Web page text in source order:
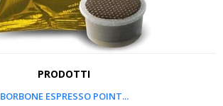
PRODOTTI
BORBONE ESPRESSO POINT...